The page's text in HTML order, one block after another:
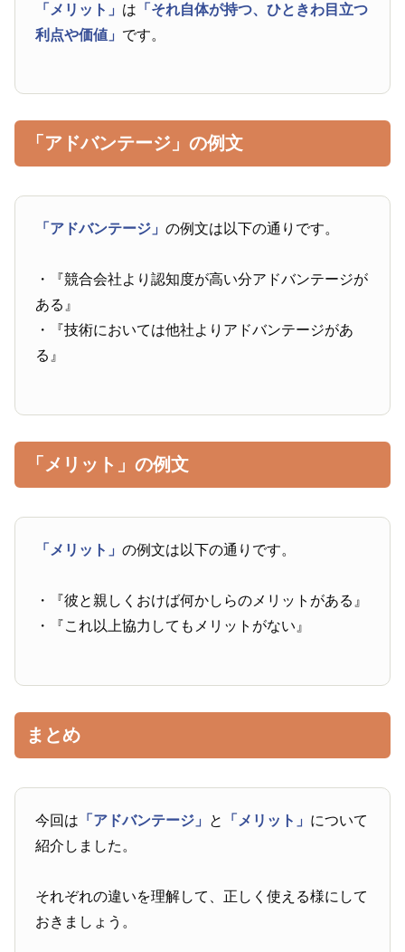
「メリット」 は 「それ自体が持つ、ひときわ目立つ
利点や価値」 です。
「アドバンテージ」の例文
「アドバンテージ」の例文は以下の通りです。
・『競合会社より認知度が高い分アドバンテージが
ある』
・『技術においては他社よりアドバンテージがあ
る』
「メリット」の例文
「メリット」の例文は以下の通りです。
・『彼と親しくおけば何かしらのメリットがある』
・『これ以上協力してもメリットがない』
まとめ
今回は 「アドバンテージ」 と 「メリット」 について
紹介しました。
それぞれの違いを理解して、正しく使える様にして
おきましょう。